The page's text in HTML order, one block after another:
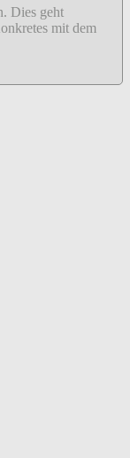
Dies geht
mit dem